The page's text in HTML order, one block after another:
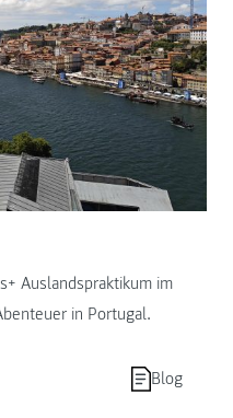
Auslandspraktikum im
in Portugal.
Blog